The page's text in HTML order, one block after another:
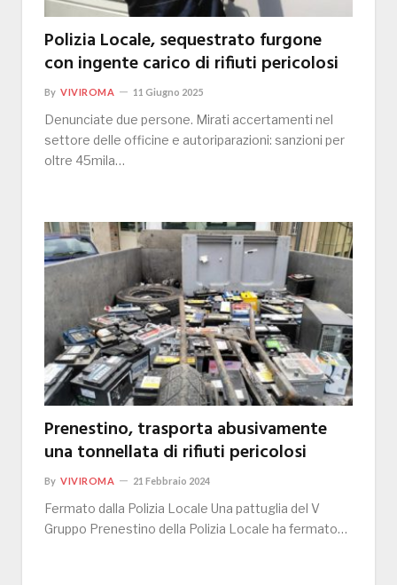
Polizia Locale, sequestrato furgone
con ingente carico di rifiuti pericolosi
By VIVIROMA 11 Giugno 2025
Denunciate due persone. Mirati accertamenti nel
settore delle officine e autoriparazioni: sanzioni per
oltre 45mila…
Prenestino, trasporta abusivamente
una tonnellata di rifiuti pericolosi
By VIVIROMA 21 Febbraio 2024
Fermato dalla Polizia Locale Una pattuglia del V
Gruppo Prenestino della Polizia Locale ha fermato…